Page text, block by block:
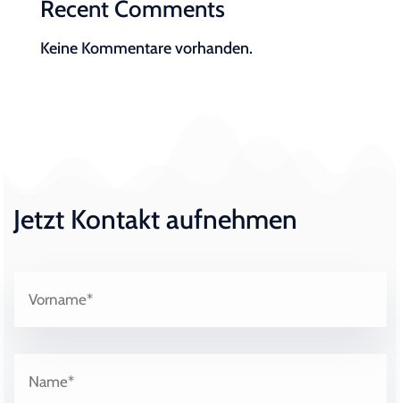
Recent Comments
Keine Kommentare vorhanden.
Jetzt Kontakt aufnehmen